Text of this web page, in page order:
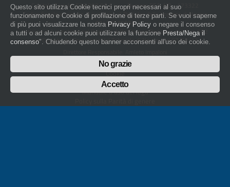
Capitale Sociale: 526.000,00 € i.v. - Numero REA: NO - 173322
Codice fiscale e numero di iscrizione al Registro delle Imprese di Novara
01436930034
artigiani.it è registrato nel Registro della Stampa Periodica con il nr. 562
con Decreto del Presidente del Tribunale di Novara del 07/03/13
Privacy
Cookie
Whistleblowing
Manuale d'uso del logo
Questo sito utilizza Cookie tecnici propri necessari al suo
funzionamento e Cookie di profilazione di terze parti. Se vuoi saperne
di più puoi visualizzare la nostra Privacy Policy o negare il consenso
a tutti o ad alcuni cookie puoi utilizzare la funzione Presta/Nega il
consenso". Chiudendo questo banner acconsenti all'uso dei cookie.
No grazie
Accetto